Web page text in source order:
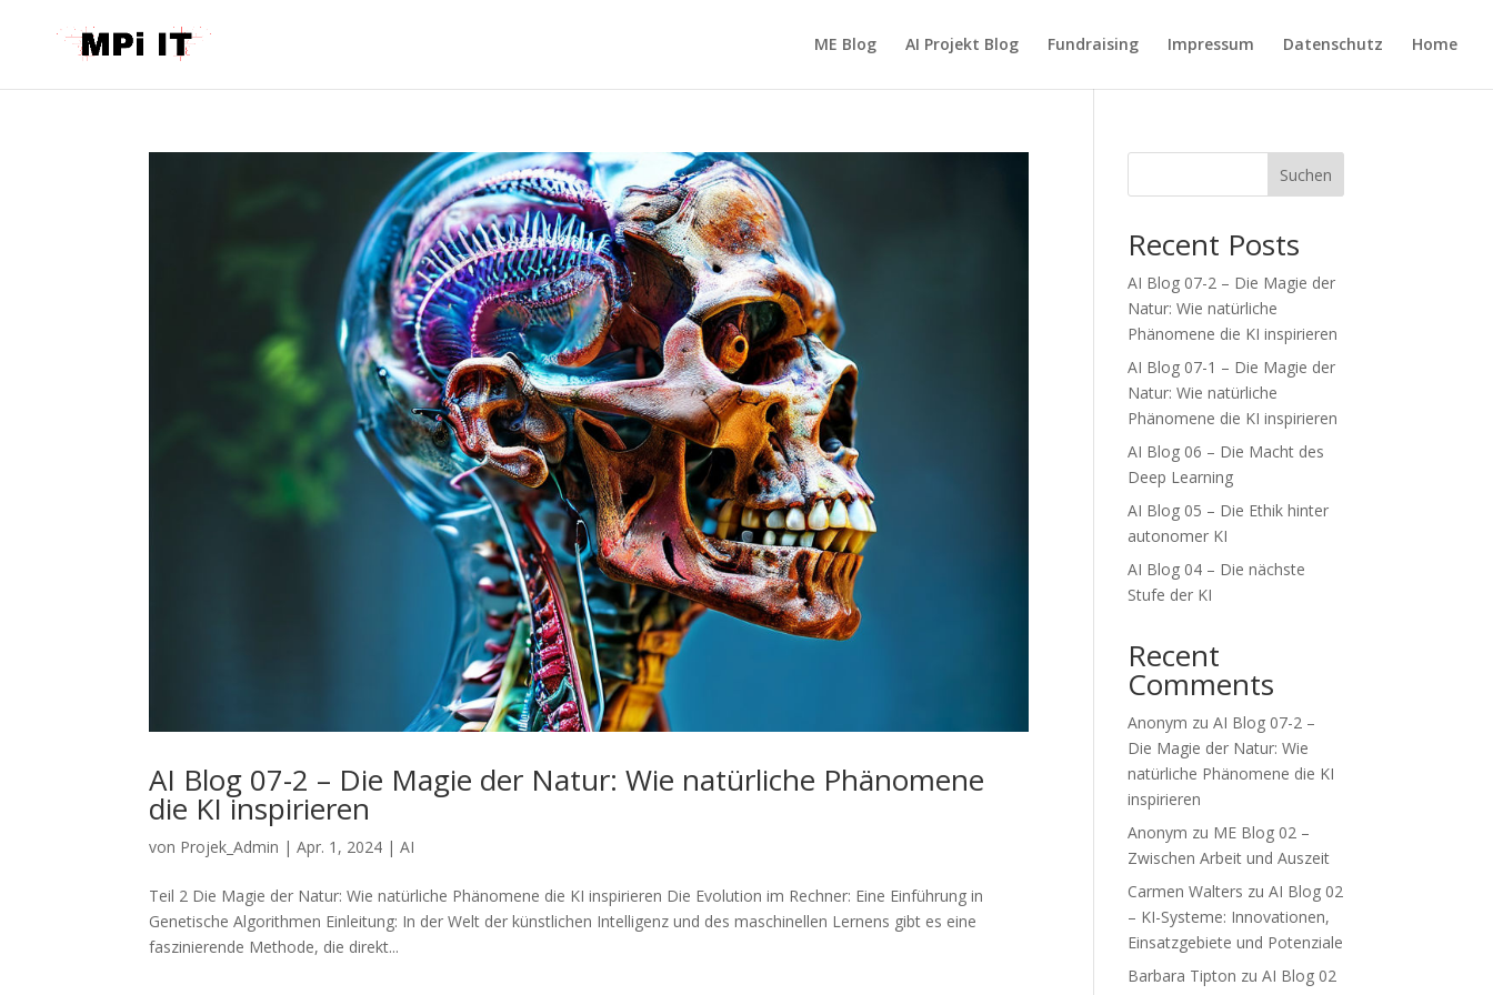
ME Blog AI Projekt Blog Fundraising Impressum Datenschutz Home
AI Blog 07-2 – Die Magie der Natur: Wie natürliche Phänomene
die KI inspirieren
von Projek_Admin |Apr. 1, 2024 |AI
Teil 2 Die Magie der Natur: Wie natürliche Phänomene die KI inspirieren Die Evolution im Rechner: Eine Einführung in
Genetische Algorithmen Einleitung: In der Welt der künstlichen Intelligenz und des maschinellen Lernens gibt es eine
faszinierende Methode, die direkt...
Suchen
Recent Posts
AI Blog 07-2 – Die Magie der
Natur: Wie natürliche
Phänomene die KI inspirieren
AI Blog 07-1 – Die Magie der
Natur: Wie natürliche
Phänomene die KI inspirieren
AI Blog 06 – Die Macht des
Deep Learning
AI Blog 05 – Die Ethik hinter
autonomer KI
AI Blog 04 – Die nächste
Stufe der KI
Recent
Comments
Anonym zuAI Blog 07-2 –
Die Magie der Natur: Wie
natürliche Phänomene die KI
inspirieren
Anonym zu ME Blog 02 –
Zwischen Arbeit und Auszeit
Carmen Walters zuAI Blog 02
– KI-Systeme: Innovationen,
Einsatzgebiete und Potenziale
Barbara Tipton zuAI Blog 02